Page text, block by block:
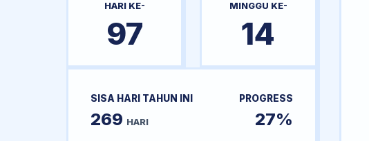
HARI KE-
97
MINGGU KE-
14
SISA HARI TAHUN INI
269 HARI
PROGRESS
27%